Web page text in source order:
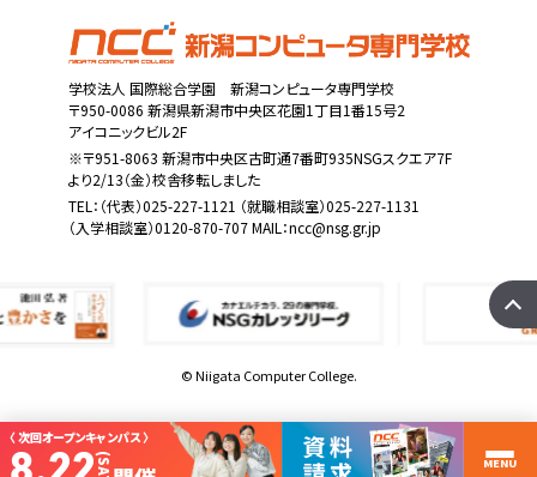
学校法人 国際総合学園 新潟コンピュータ専門学校
〒950-0086 新潟県新潟市中央区花園1丁目1番15号2
アイコニックビル2F
※〒951-8063 新潟市中央区古町通7番町935NSGスクエア7F
より2/13（金）校舎移転しました
TEL： （代表）025-227-1121 （就職相談室）025-227-1131
（入学相談室）0120-870-707 MAIL：ncc@nsg.gr.jp
© Niigata Computer College.
〈 次回オープンキャンパス 〉
MENU